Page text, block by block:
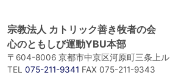
宗教法人 カトリック善き牧者の会
心のともしび運動YBU本部
〒604-8006 京都市中京区河原町三条上ル
TEL 075-211-9341 FAX 075-211-9343